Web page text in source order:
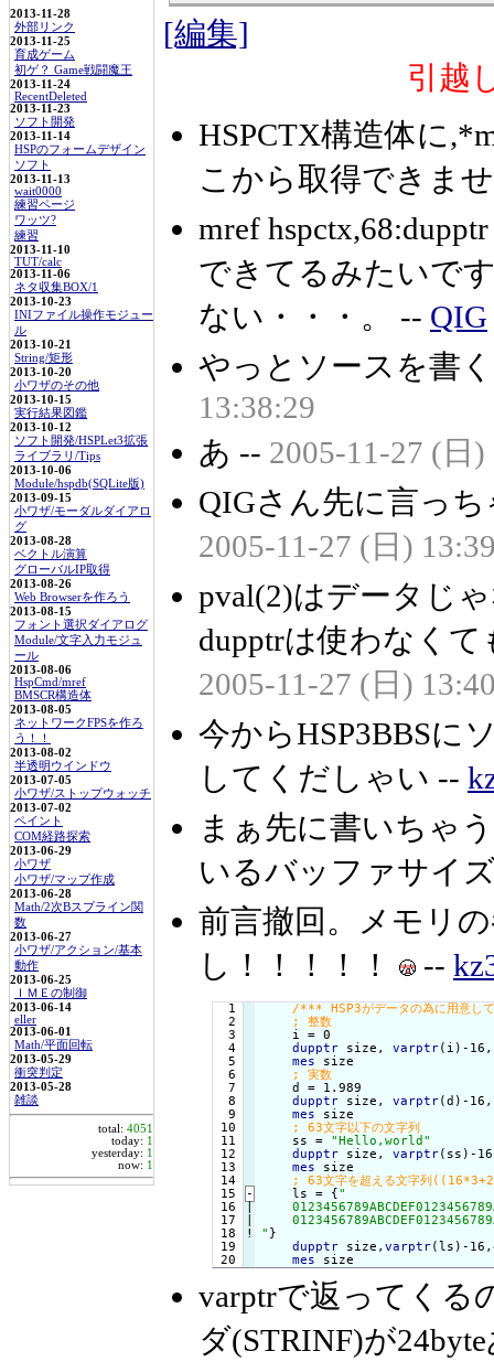
2013-11-28
外部リンク
2013-11-25
育成ゲーム
初ゲ？ Game戦闘魔王
2013-11-24
RecentDeleted
2013-11-23
ソフト開発
2013-11-14
HSPのフォームデザイン
ソフト
2013-11-13
wait0000
練習ページ
ワッツ?
練習
2013-11-10
TUT/calc
2013-11-06
ネタ収集BOX/1
2013-10-23
INIファイル操作モジュー
ル
2013-10-21
String/矩形
2013-10-20
小ワザのその他
2013-10-15
実行結果図鑑
2013-10-12
ソフト開発/HSPLet3拡張
ライブラリ/Tips
2013-10-06
Module/hspdb(SQLite版)
2013-09-15
小ワザ/モーダルダイアロ
グ
2013-08-28
ベクトル演算
グローバルIP取得
2013-08-26
Web Browserを作ろう
2013-08-15
フォント選択ダイアログ
Module/文字入力モジュ
ール
2013-08-06
HspCmd/mref
BMSCR構造体
2013-08-05
ネットワークFPSを作ろ
う！！
2013-08-02
半透明ウインドウ
2013-07-05
小ワザ/ストップウォッチ
2013-07-02
ペイント
COM経路探索
2013-06-29
小ワザ
小ワザ/マップ作成
2013-06-28
Math/2次Bスプライン関
数
2013-06-27
小ワザ/アクション/基本
動作
2013-06-25
ＩＭＥの制御
2013-06-14
eller
2013-06-01
Math/平面回転
2013-05-29
衝突判定
2013-05-28
雑談
total: 4051
today: 1
yesterday: 1
now: 1
[編集]
引越
HSPCTX構造体に
こから取得できま
mref
できてるみたいで
ない・・・。 -- QIG
やっとソースを書
13:38:29
あ -- 2005-11-27 (日)
QIGさん先に言っ
2005-11-27 (日)
pval(2)はデータじ
dupptrは使わなく
2005-11-27 (日)
今からHSP3BBSに
してくだしゃい --
まぁ先に書いちゃ
いるバッファサイ
前言撤回。メモリ
し！！！！！
--
  1
  2
  3
  4
  5
  6
  7
  8
  9
10
11
12
13
14
15
16
17
18
-
!
/*** HSP3がデータの為に用意し
    i = 0
dupptr size, varptr(i)-
mes
size
    d = 1.989
dupptr size, varptr(d)-
mes
size
    ss =
"Hello,world"
dupptr size, varptr(ss)-
mes
size
    ls = {
"
" }
dupptr size,varptr(ls)-
mes
size
varptrで返ってくる
ダ(STRINF)が